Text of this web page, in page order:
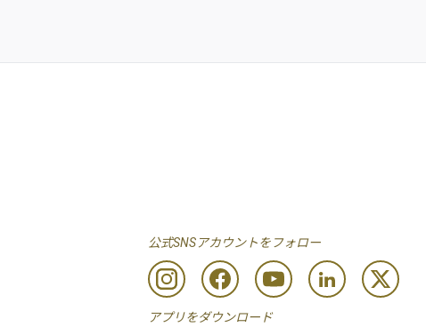
公式SNSアカウントをフォロー
アプリをダウンロード